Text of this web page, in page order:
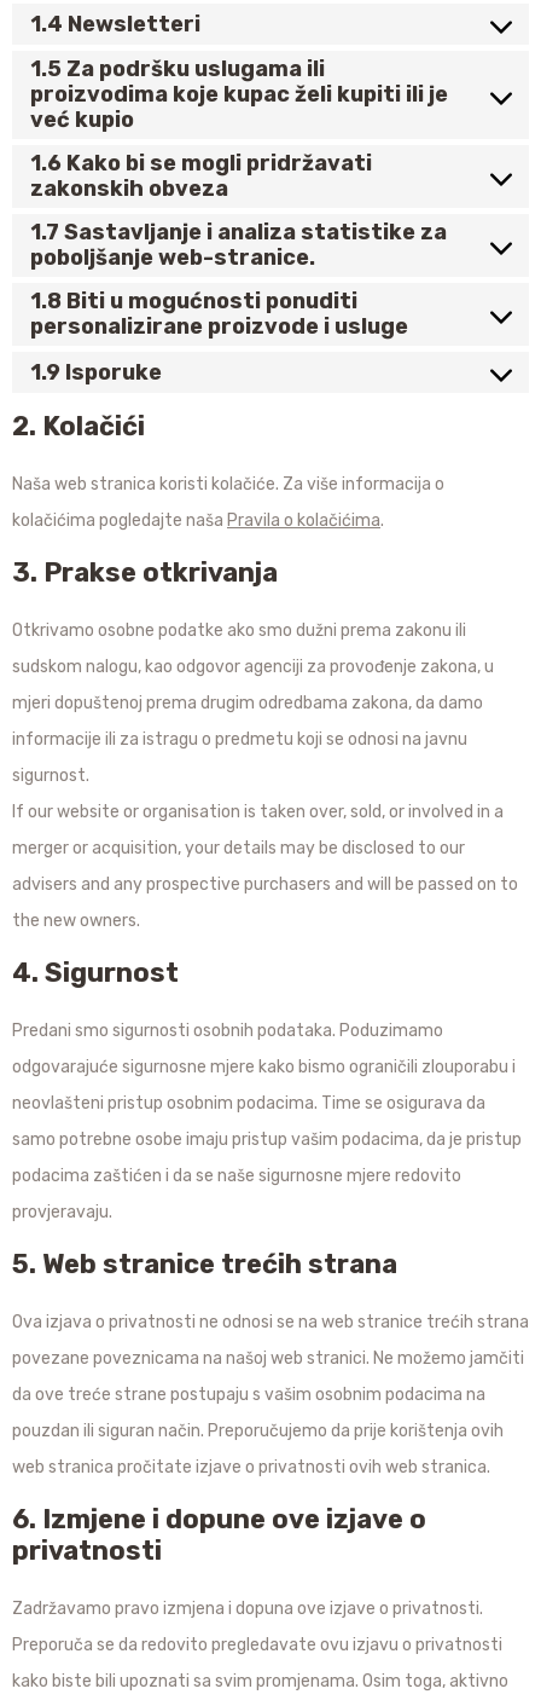
1.4 Newsletteri
1.5 Za podršku uslugama ili
proizvodima koje kupac želi kupiti ili je
već kupio
1.6 Kako bi se mogli pridržavati
zakonskih obveza
1.7 Sastavljanje i analiza statistike za
poboljšanje web-stranice.
1.8 Biti u mogućnosti ponuditi
personalizirane proizvode i usluge
1.9 Isporuke
2. Kolačići
Naša web stranica koristi kolačiće. Za više informacija o
kolačićima pogledajte naša Pravila o kolačićima.
3. Prakse otkrivanja
Otkrivamo osobne podatke ako smo dužni prema zakonu ili
sudskom nalogu, kao odgovor agenciji za provođenje zakona, u
mjeri dopuštenoj prema drugim odredbama zakona, da damo
informacije ili za istragu o predmetu koji se odnosi na javnu
sigurnost.
If our website or organisation is taken over, sold, or involved in a
merger or acquisition, your details may be disclosed to our
advisers and any prospective purchasers and will be passed on to
the new owners.
4. Sigurnost
Predani smo sigurnosti osobnih podataka. Poduzimamo
odgovarajuće sigurnosne mjere kako bismo ograničili zlouporabu i
neovlašteni pristup osobnim podacima. Time se osigurava da
samo potrebne osobe imaju pristup vašim podacima, da je pristup
podacima zaštićen i da se naše sigurnosne mjere redovito
provjeravaju.
5. Web stranice trećih strana
Ova izjava o privatnosti ne odnosi se na web stranice trećih strana
povezane poveznicama na našoj web stranici. Ne možemo jamčiti
da ove treće strane postupaju s vašim osobnim podacima na
pouzdan ili siguran način. Preporučujemo da prije korištenja ovih
web stranica pročitate izjave o privatnosti ovih web stranica.
6. Izmjene i dopune ove izjave o
privatnosti
Zadržavamo pravo izmjena i dopuna ove izjave o privatnosti.
Preporuča se da redovito pregledavate ovu izjavu o privatnosti
kako biste bili upoznati sa svim promjenama. Osim toga, aktivno